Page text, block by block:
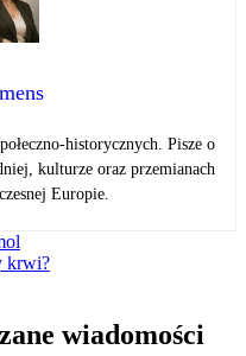
historycznych. Pisze o
kulturze oraz przemianach
Europie.
krwi?
wiadomości